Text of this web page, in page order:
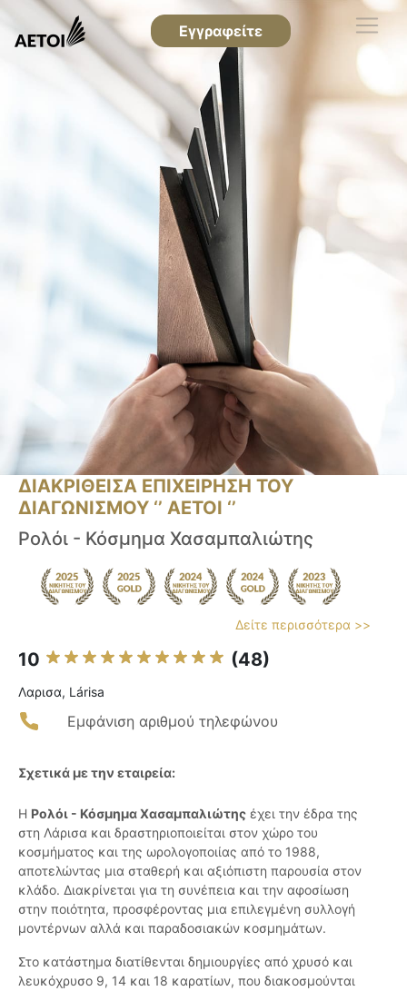
Εγγραφείτε
ΔΙΑΚΡΙΘΕΙΣΑ ΕΠΙΧΕΙΡΗΣΗ ΤΟΥ
ΔΙΑΓΩΝΙΣΜΟΥ ‘’ ΑΕΤΟΙ ‘’
Ρολόι - Κόσμημα Χασαμπαλιώτης
Δείτε περισσότερα >>
10 (48)
Λαρισα, Lárisa
Εμφάνιση αριθμού τηλεφώνου
Σχετικά με την εταιρεία:
Η Ρολόι - Κόσμημα Χασαμπαλιώτης έχει την έδρα της
στη Λάρισα και δραστηριοποιείται στον χώρο του
κοσμήματος και της ωρολογοποιίας από το 1988,
αποτελώντας μια σταθερή και αξιόπιστη παρουσία στον
κλάδο. Διακρίνεται για τη συνέπεια και την αφοσίωση
στην ποιότητα, προσφέροντας μια επιλεγμένη συλλογή
μοντέρνων αλλά και παραδοσιακών κοσμημάτων.
Στο κατάστημα διατίθενται δημιουργίες από χρυσό και
λευκόχρυσο 9, 14 και 18 καρατίων, που διακοσμούνται